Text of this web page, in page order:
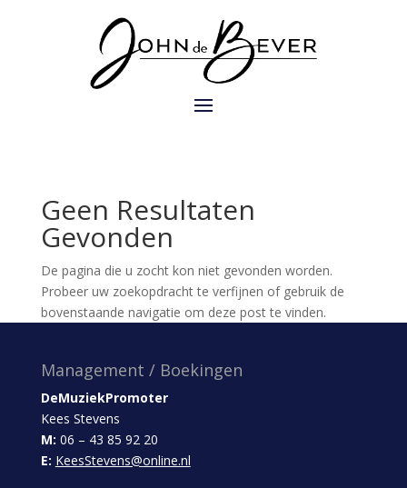
Geen Resultaten
Gevonden
De pagina die u zocht kon niet gevonden worden.
Probeer uw zoekopdracht te verfijnen of gebruik de
bovenstaande navigatie om deze post te vinden.
Management / Boekingen
DeMuziekPromoter
Kees Stevens
M: 06 – 43 85 92 20
E: KeesStevens@online.nl